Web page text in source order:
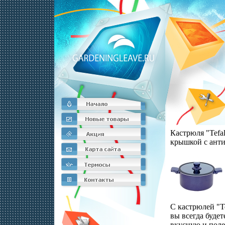
Кастрюля
крышкой с
Артикул:
С кастрюлей
вы всегда